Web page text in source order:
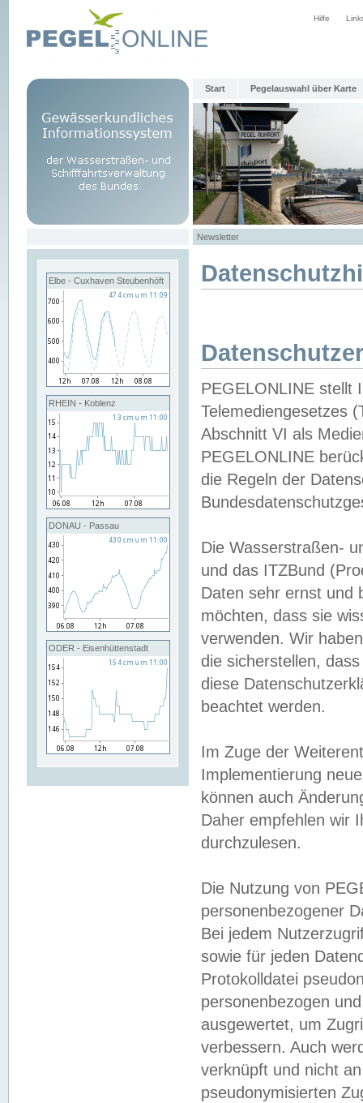
Hilfe
Start Pegelauswahl über Karte
Newsletter
Elbe - Cuxhaven Steubenhöft
RHEIN - Koblenz
DONAU - Passau
ODER - Eisenhüttenstadt
PEGELONLINE stellt
Telemediengesetzes
Abschnitt VI als
PEGELONLINE
die Regeln der
Die Wasserstraßen-
und das ITZBund
Daten sehr ernst und
möchten, dass sie
verwenden. Wir
die sicherstellen,
diese
beachtet werden.
Im Zuge der
Implementierung
können auch
Daher empfehlen wir
durchzulesen.
Die Nutzung von
personenbezogener
Bei jedem
sowie für jeden
Protokolldatei
personenbezogen
ausgewertet, um
verbessern. Auch
verknüpft und nicht
pseudonymisierten